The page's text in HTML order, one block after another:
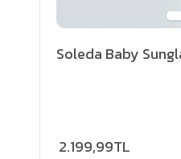
Soleda Baby
2.199,99TL